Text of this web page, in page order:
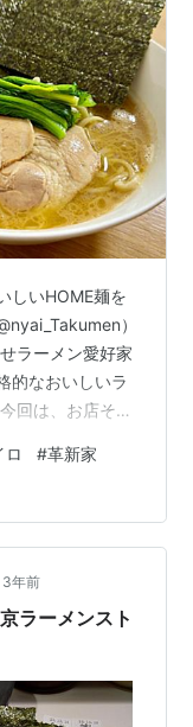
しいHOME麺を
）
ラーメン愛好家
的なおいしいラ
回は、お店その
革新家TOKYO』
販で調べる 『ソ
り、"女性が1人
コンセプトに
ブグルマンで3
ロ #革新家
3年前
ラーメンスト